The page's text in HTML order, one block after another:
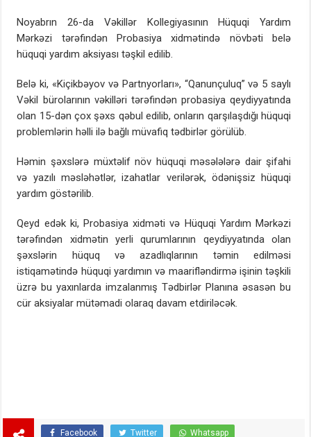
Noyabrın 26-da Vəkillər Kollegiyasının Hüquqi Yardım
Mərkəzi tərəfindən Probasiya xidmətində növbəti belə
hüquqi yardım aksiyası təşkil edilib.
Belə ki, «Kiçikbəyov və Partnyorları», “Qanunçuluq” və 5 saylı
Vəkil bürolarının vəkilləri tərəfindən probasiya qeydiyyatında
olan 15-dən çox şəxs qəbul edilib, onların qarşılaşdığı hüquqi
problemlərin həlli ilə bağlı müvafiq tədbirlər görülüb.
Həmin şəxslərə müxtəlif növ hüquqi məsələlərə dair şifahi
və yazılı məsləhətlər, izahatlar verilərək, ödənişsiz hüquqi
yardım göstərilib.
Qeyd edək ki, Probasiya xidməti və Hüquqi Yardım Mərkəzi
tərəfindən xidmətin yerli qurumlarının qeydiyyatında olan
şəxslərin hüquq və azadlıqlarının təmin edilməsi
istiqamətində hüquqi yardımın və maarifləndirmə işinin təşkili
üzrə bu yaxınlarda imzalanmış Tədbirlər Planına əsasən bu
cür aksiyalar mütəmadi olaraq davam etdiriləcək.
Facebook Twitter Whatsapp